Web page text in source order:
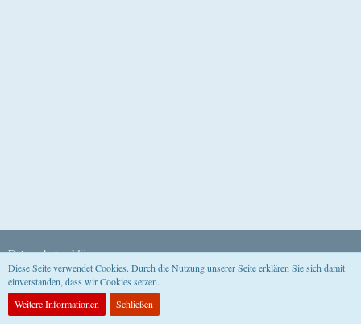
Datenschutzerklärung
Community-Software:
Diese Seite verwendet Cookies. Durch die Nutzung unserer Seite erklären Sie sich damit
einverstanden, dass wir Cookies setzen.
Weitere Informationen
Schließen